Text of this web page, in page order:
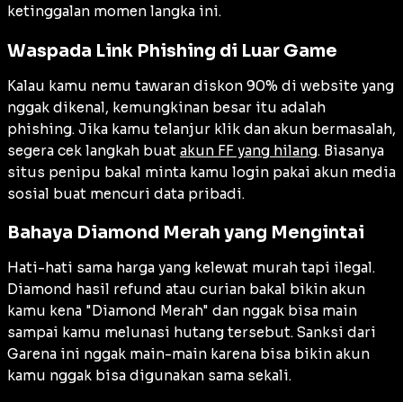
ketinggalan momen langka ini.
Waspada Link Phishing di Luar Game
Kalau kamu nemu tawaran diskon 90% di website yang
nggak dikenal, kemungkinan besar itu adalah
phishing. Jika kamu telanjur klik dan akun bermasalah,
segera cek langkah buat akun FF yang hilang. Biasanya
situs penipu bakal minta kamu login pakai akun media
sosial buat mencuri data pribadi.
Bahaya Diamond Merah yang Mengintai
Hati-hati sama harga yang kelewat murah tapi ilegal.
Diamond hasil refund atau curian bakal bikin akun
kamu kena "Diamond Merah" dan nggak bisa main
sampai kamu melunasi hutang tersebut. Sanksi dari
Garena ini nggak main-main karena bisa bikin akun
kamu nggak bisa digunakan sama sekali.